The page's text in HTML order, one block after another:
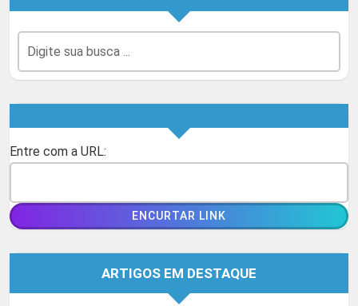
Entre com a URL:
ARTIGOS EM DESTAQUE